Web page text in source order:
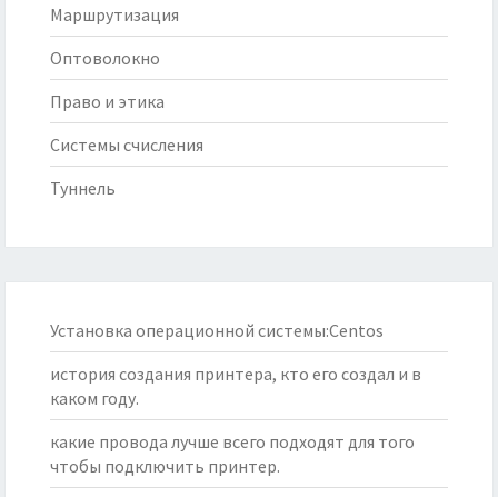
Маршрутизация
Оптоволокно
Право и этика
Системы счисления
Туннель
Установка операционной системы:Centos
история создания принтера, кто его создал и в
каком году.
какие провода лучше всего подходят для того
чтобы подключить принтер.